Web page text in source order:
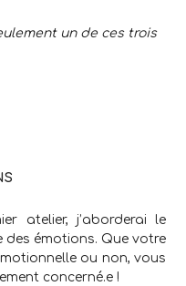
un de ces trois
atelier, j’aborderai le
des émotions. Que votre
ou non, vous
concerné.e !